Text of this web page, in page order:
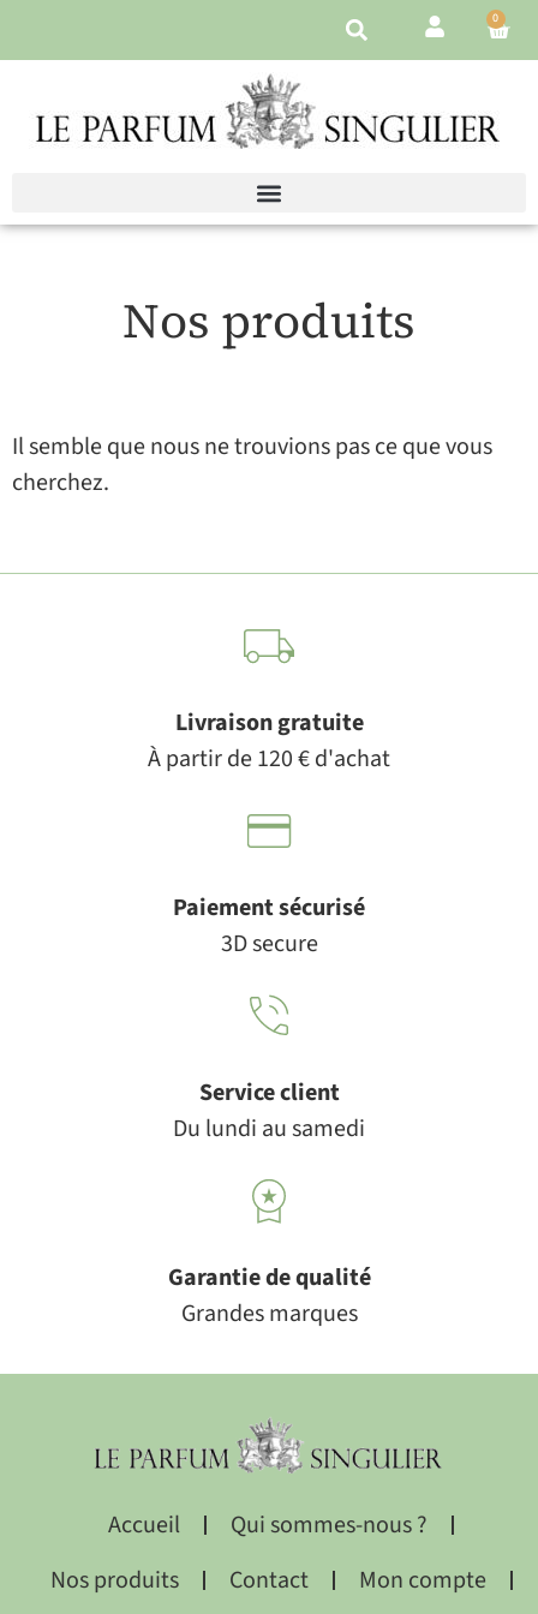
0
Nos produits
Il semble que nous ne trouvions pas ce que vous
cherchez.
Livraison gratuite
À partir de 120 € d'achat
Paiement sécurisé
3D secure
Service client
Du lundi au samedi
Garantie de qualité
Grandes marques
Accueil
Qui sommes-nous ?
Nos produits
Contact Mon compte